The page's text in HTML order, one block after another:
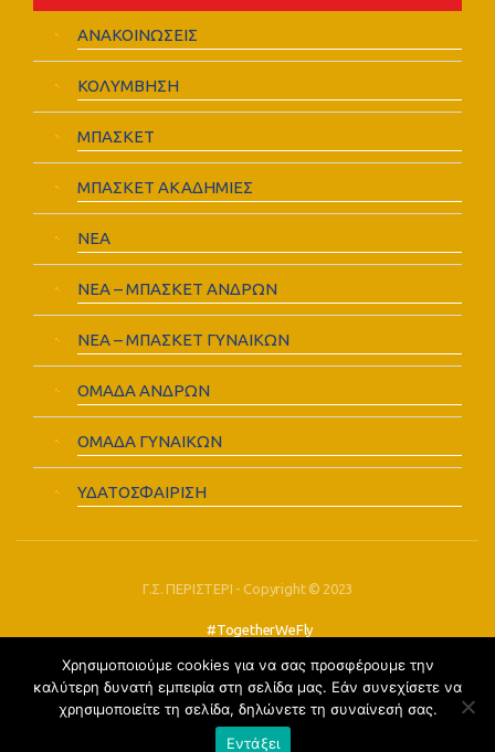
ΑΝΑΚΟΙΝΩΣΕΙΣ
ΚΟΛΥΜΒΗΣΗ
ΜΠΑΣΚΕΤ
ΜΠΑΣΚΕΤ ΑΚΑΔΗΜΙΕΣ
ΝΕΑ
ΝΕΑ – ΜΠΑΣΚΕΤ ΑΝΔΡΩΝ
ΝΕΑ – ΜΠΑΣΚΕΤ ΓΥΝΑΙΚΩΝ
ΟΜΑΔΑ ΑΝΔΡΩΝ
ΟΜΑΔΑ ΓΥΝΑΙΚΩΝ
ΥΔΑΤΟΣΦΑΙΡΙΣΗ
Γ.Σ. ΠΕΡΙΣΤΕΡΙ - Copyright © 2023
#TogetherWeFly
FOLLOW US:
Χρησιμοποιούμε cookies για να σας προσφέρουμε την
καλύτερη δυνατή εμπειρία στη σελίδα μας. Εάν συνεχίσετε να
χρησιμοποιείτε τη σελίδα, δηλώνετε τη συναίνεσή σας.
Εντάξει